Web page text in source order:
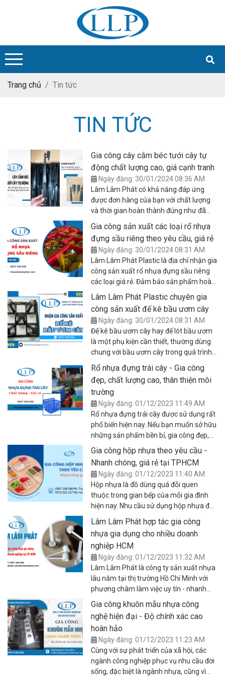
Trang chủ Tin tức
TIN TỨC
Gia công cây cắm béc tưới cây tự
động chất lượng cao, giá cạnh tranh
Ngày đăng: 30/01/2024 08:36 AM
Lâm Lâm Phát có khả năng đáp ứng
được đơn hàng của bạn với chất lượng
và thời gian hoàn thành đúng như đã
Gia công sản xuất các loại rổ nhựa
đựng sầu riêng theo yêu cầu, giá rẻ
Ngày đăng: 30/01/2024 08:31 AM
Lâm Lâm Phát Plastic là địa chỉ nhận gia
công sản xuất rổ nhựa đựng sầu riêng
các loại giá rẻ. Đảm bảo sản phẩm hoàn
thiện đúng theo yêu cầu, chất lượng tốt,
sử dụng bền, an toàn và giá hợp lý. Bài
viết dưới đây sẽ cung cấp thông tin chi
tiết hơn về dịch vụ của chúng tôi để quý
khách hàng tham khảo.
Lâm Lâm Phát Plastic chuyên gia
công sản xuất đế kê bầu ươm cây
Ngày đăng: 30/01/2024 08:31 AM
Đế kê bầu ươm cây hay đế lót bầu ươm
là một phụ kiện cần thiết, thường dùng
chung với bầu ươm cây trong quá trình
ươm giống cây trồng. Đế lót này có vai
trò kê, lót phần bầu ươm cây giống phía
trên, giúp mầm cây phát triển mạnh
khỏe và tránh được một số yếu tố gây
tác động đến chất lượng. Hiện nay, các
nhà vườn, trại cây giống đều cần nhập
số lượng lớn đến lót bầu ươm được gia
công với kích thước nhất định để phục
vụ nhu cầu nuôi trồng cây của mình. Nếu
quý khách đang cần tìm một công ty
chuyên gia công sản xuất đế kê bầu
ươm cây theo yêu cầu, đảm bảo chất
lượng, kích thước, kiểu dáng, chất lượng,
hãy đến ngay với dịch vụ của Lâm Lâm
Phát Plastic - một trong những nhà sản
xuất gia công đồ nhựa uy tín hàng đầu
tại TPHCM.
Rổ nhựa đựng trái cây - Gia công
đẹp, chất lượng cao, thân thiện môi
trường
Ngày đăng: 01/12/2023 11:49 AM
Rổ nhựa đựng trái cây được sử dụng rất
phổ biến hiện nay. Nếu bạn muốn sở hữu
những sản phẩm bền bỉ, gia công đẹp,
an toàn sức khỏe và thân thiện môi
trường thì hãy liên hệ ngay với Lâm Lâm
Phát Plastic nhé. Chúng tôi nhận gia
công rổ nhựa đựng trái cây theo yêu
cầu với báo giá cực rẻ, cam kết chất
lượng tốt. Bài viết dưới đây sẽ thông tin
chi tiết hơn về dịch vụ để bạn tham khảo
thêm.
Gia công hộp nhựa theo yêu cầu -
Nhanh chóng, giá rẻ tại TPHCM
Ngày đăng: 01/12/2023 11:40 AM
Hộp nhựa là đồ dùng quá đỗi quen
thuộc trong gian bếp của mỗi gia đình
hiện nay. Nhu cầu sử dụng hộp nhựa để
của người tiêu dùng đang không ngừng
tăng cao, bởi tính tiện dụng của chúng.
Điều này đã thúc đẩy ngành gia công
sản xuất nhựa gia dụng ngày một phát
triển hơn từng ngày. Nếu bạn đang tìm
kiếm một địa chỉ chuyên gia công hộp
nhựa gia dụng thì bài viết sau đây chắc
chắn sẽ đáp ứng nhu cầu của bạn. Cùng
theo dõi ngay để mang về cho mình
những thông tin hữu ích nhất nhé!
Lâm Lâm Phát hợp tác gia công
nhựa gia dụng cho nhiều doanh
nghiệp HCM
Ngày đăng: 01/12/2023 11:32 AM
Lâm Lâm Phát là công ty sản xuất nhựa
lâu năm tại thị trường Hồ Chí Minh với
phương châm làm việc uy tín - nhanh
gọn - giá rẻ, giúp khách hàng và đối tác
kinh doanh hiệu quả, thu được nhiều lợi
nhuận. Do đó nếu doanh nghiệp của bạn
đang gặp rắc rối khi lựa chọn xưởng gia
công nhựa gia dụng để kinh doanh, hãy
liên hệ với chúng tôi ngay hôm nay để
được chăm sóc chu đáo, xử lý các đơn
hàng số lượng từ ít tới nhiều với chi phí
Gia công khuôn mẫu nhựa công
nghệ hiện đại - Độ chính xác cao
hoàn hảo
Ngày đăng: 01/12/2023 11:23 AM
Cùng với sự phát triển của xã hội, các
ngành công nghiệp phục vụ nhu cầu đời
sống, đặc biệt là ngành nhựa, cũng vì